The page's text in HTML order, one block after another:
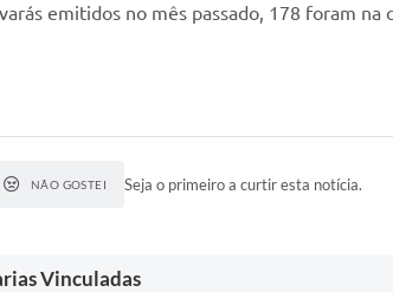
emitidos no mês passado, 178 foram
NÃO GOSTEI Seja o primeiro a curtir esta notícia.
Vinculadas